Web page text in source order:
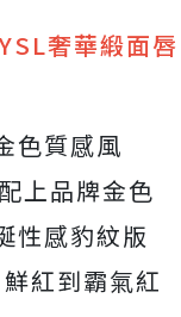
奢華緞面唇
色質感風
上品牌金色
性感豹紋版
紅到霸氣紅